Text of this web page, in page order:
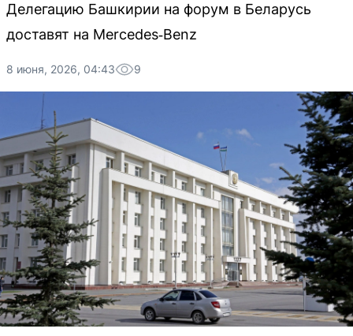
Делегацию Башкирии на форум в Беларусь
доставят на Mercedes‑Benz
8 июня, 2026, 04:43 9